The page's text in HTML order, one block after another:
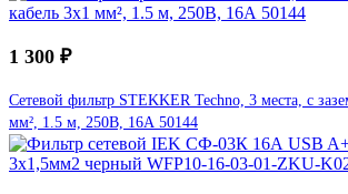
1 300 ₽
Сетевой фильтр STEKKER Techno, 3 места, с
мм², 1.5 м, 250В, 16А 50144